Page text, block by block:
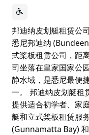
邦迪纳皮划艇租赁公
悉尼邦迪纳
式桨板租赁公司，距
司坐落在皇家国家公
静水域，是悉尼最便
一。 邦迪纳皮划艇租
提供适合初学者、家
艇和立式桨板租赁服
(Gunnamatta Bay)